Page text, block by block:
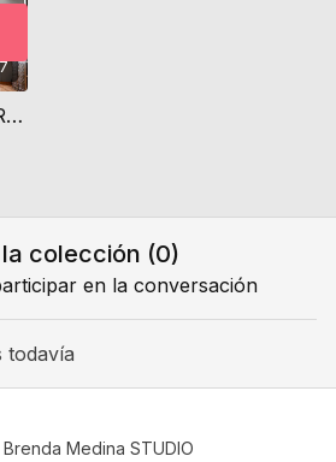
F5* APERTURA Y ROTACIÓN DE CADERA*
colección (0)
en la conversación
todavía
Medina STUDIO